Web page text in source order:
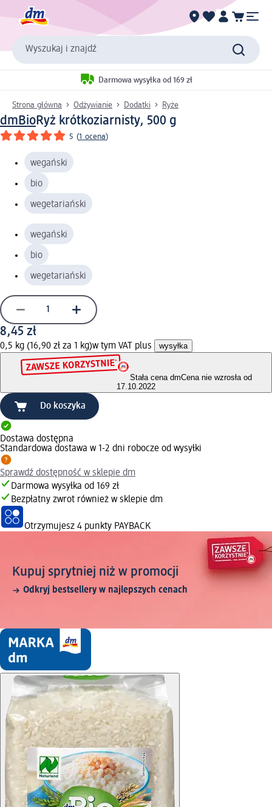
Wyszukaj i znajdź
Darmowa wysyłka od 169 zł
Strona główna Odżywianie Dodatki Ryże
dmBioRyż krótkoziarnisty, 500 g
5 (1 ocena)
wegański
bio
wegetariański
wegański
bio
wegetariański
8,45 zł
0,5 kg (16,90 zł za 1 kg)w tym VAT plus wysyłka
Stała cena dmCena nie wzrosła od
17.10.2022
Do koszyka
Dostawa dostępna
Standardowa dostawa w 1-2 dni robocze od wysyłki
Sprawdź dostępność w sklepie dm
Darmowa wysyłka od 169 zł
Bezpłatny zwrot również w sklepie dm
Otrzymujesz 4 punkty PAYBACK
Kupuj sprytniej niż w promocji
Odkryj bestsellery w najlepszych cenach